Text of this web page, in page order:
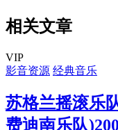
相关文章
VIP
影音资源 经典音乐
苏格兰摇滚乐
费迪南乐队